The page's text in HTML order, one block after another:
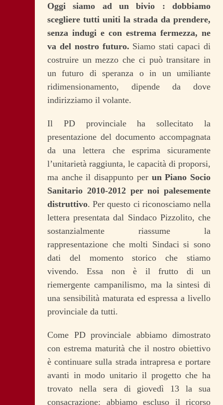
Oggi siamo ad un bivio : dobbiamo
scegliere tutti uniti la strada da prendere,
senza indugi e con estrema fermezza, ne
va del nostro futuro. Siamo stati capaci di
costruire un mezzo che ci può transitare in
un futuro di speranza o in un umiliante
ridimensionamento, dipende da dove
indirizziamo il volante.
Il PD provinciale ha sollecitato la
presentazione del documento accompagnata
da una lettera che esprima sicuramente
l’unitarietà raggiunta, le capacità di proporsi,
ma anche il disappunto per un Piano Socio
Sanitario 2010-2012 per noi palesemente
distruttivo. Per questo ci riconosciamo nella
lettera presentata dal Sindaco Pizzolito, che
sostanzialmente riassume la
rappresentazione che molti Sindaci si sono
dati del momento storico che stiamo
vivendo. Essa non è il frutto di un
riemergente campanilismo, ma la sintesi di
una sensibilità maturata ed espressa a livello
provinciale da tutti.
Come PD provinciale abbiamo dimostrato
con estrema maturità che il nostro obiettivo
è continuare sulla strada intrapresa e portare
avanti in modo unitario il progetto che ha
trovato nella sera di giovedì 13 la sua
consacrazione: abbiamo escluso il ricorso